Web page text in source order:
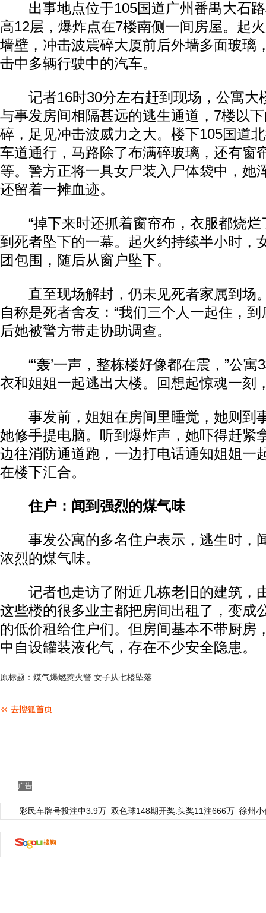
出事地点位于105国道广州番禺大石路
高12层，爆炸点在7楼南侧一间房屋。起
墙壁，冲击波震碎大厦前后外墙多面玻璃
击中多辆行驶中的汽车。
记者16时30分左右赶到现场，公寓大
与事发房间相隔甚远的逃生通道，7楼以
碎，足见冲击波威力之大。楼下105国道
车道通行，马路除了布满碎玻璃，还有窗
等。警方正将一具女尸装入尸体袋中，她
还留着一摊血迹。
“掉下来时还抓着窗帘布，衣服都烧烂
到死者坠下的一幕。起火约持续半小时，
团包围，随后从窗户坠下。
直至现场解封，仍未见死者家属到场
自称是死者舍友：“我们三个人一起住，
后她被警方带走协助调查。
“‘轰’一声，整栋楼好像都在震，”公寓
衣和姐姐一起逃出大楼。回想起惊魂一刻
事发前，姐姐在房间里睡觉，她则到
她修手提电脑。听到爆炸声，她吓得赶紧
边往消防通道跑，一边打电话通知姐姐一
在楼下汇合。
住户：闻到强烈的煤气味
事发公寓的多名住户表示，逃生时，
浓烈的煤气味。
记者也走访了附近几栋老旧的建筑，
这些楼的很多业主都把房间出租了，变成
的低价租给住户们。但房间基本不带厨房
中自设罐装液化气，存在不少安全隐患。
原标题：煤气爆燃惹火警 女子从七楼坠落
广告
彩民车牌号投注中3.9万 双色球148期开奖:头奖11注666万 徐州